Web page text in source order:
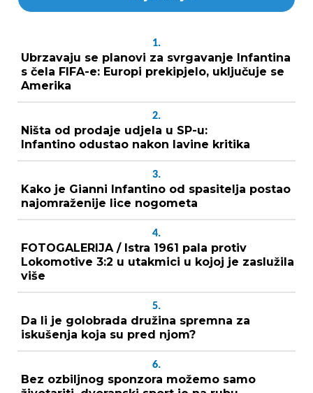
1.
Ubrzavaju se planovi za svrgavanje Infantina
s čela FIFA-e: Europi prekipjelo, uključuje se
Amerika
2.
Ništa od prodaje udjela u SP-u:
Infantino odustao nakon lavine kritika
3.
Kako je Gianni Infantino od spasitelja postao
najomraženije lice nogometa
4.
FOTOGALERIJA / Istra 1961 pala protiv
Lokomotive 3:2 u utakmici u kojoj je zaslužila
više
5.
Da li je golobrada družina spremna za
iskušenja koja su pred njom?
6.
Bez ozbiljnog sponzora možemo samo